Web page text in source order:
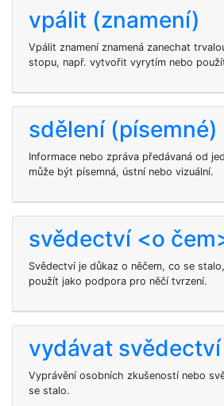
vpálit (znamení)
Vpálit znamení znamená zanechat
stopu, např. vytvořit vyrytím nebo
sdělení (písemné)
Informace nebo zpráva předávaná od
může být písemná, ústní nebo vizuální.
svědectví <o
Svědectví je důkaz o něčem, co se
použít jako podpora pro něčí tvrzení.
vydávat svědectví
Vyprávění osobních zkušeností nebo
se stalo.